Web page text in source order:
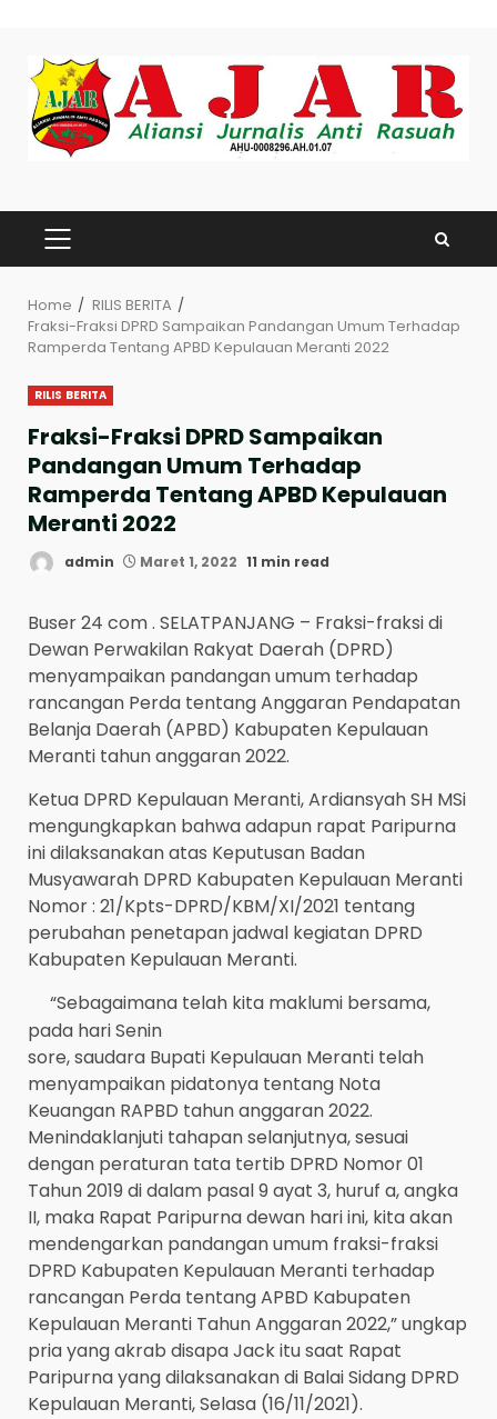
content
PRIMARY
MENU
Home
RILIS BERITA
Fraksi-Fraksi DPRD Sampaikan Pandangan Umum Terhadap
Ramperda Tentang APBD Kepulauan Meranti 2022
RILIS BERITA
Fraksi-Fraksi DPRD Sampaikan
Pandangan Umum Terhadap
Ramperda Tentang APBD Kepulauan
Meranti 2022
admin Maret 1, 2022 11 min read
Buser 24 com . SELATPANJANG – Fraksi-fraksi di
Dewan Perwakilan Rakyat Daerah (DPRD)
menyampaikan pandangan umum terhadap
rancangan Perda tentang Anggaran Pendapatan
Belanja Daerah (APBD) Kabupaten Kepulauan
Meranti tahun anggaran 2022.
Ketua DPRD Kepulauan Meranti, Ardiansyah SH MSi
mengungkapkan bahwa adapun rapat Paripurna
ini dilaksanakan atas Keputusan Badan
Musyawarah DPRD Kabupaten Kepulauan Meranti
Nomor : 21/Kpts-DPRD/KBM/XI/2021 tentang
perubahan penetapan jadwal kegiatan DPRD
Kabupaten Kepulauan Meranti.
“Sebagaimana telah kita maklumi bersama,
pada hari Senin
sore, saudara Bupati Kepulauan Meranti telah
menyampaikan pidatonya tentang Nota
Keuangan RAPBD tahun anggaran 2022.
Menindaklanjuti tahapan selanjutnya, sesuai
dengan peraturan tata tertib DPRD Nomor 01
Tahun 2019 di dalam pasal 9 ayat 3, huruf a, angka
II, maka Rapat Paripurna dewan hari ini, kita akan
mendengarkan pandangan umum fraksi-fraksi
DPRD Kabupaten Kepulauan Meranti terhadap
rancangan Perda tentang APBD Kabupaten
Kepulauan Meranti Tahun Anggaran 2022,” ungkap
pria yang akrab disapa Jack itu saat Rapat
Paripurna yang dilaksanakan di Balai Sidang DPRD
Kepulauan Meranti, Selasa (16/11/2021).